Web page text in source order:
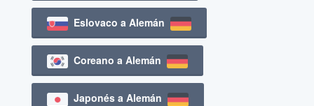
Eslovaco a Alemán
Coreano a Alemán
Japonés a Alemán